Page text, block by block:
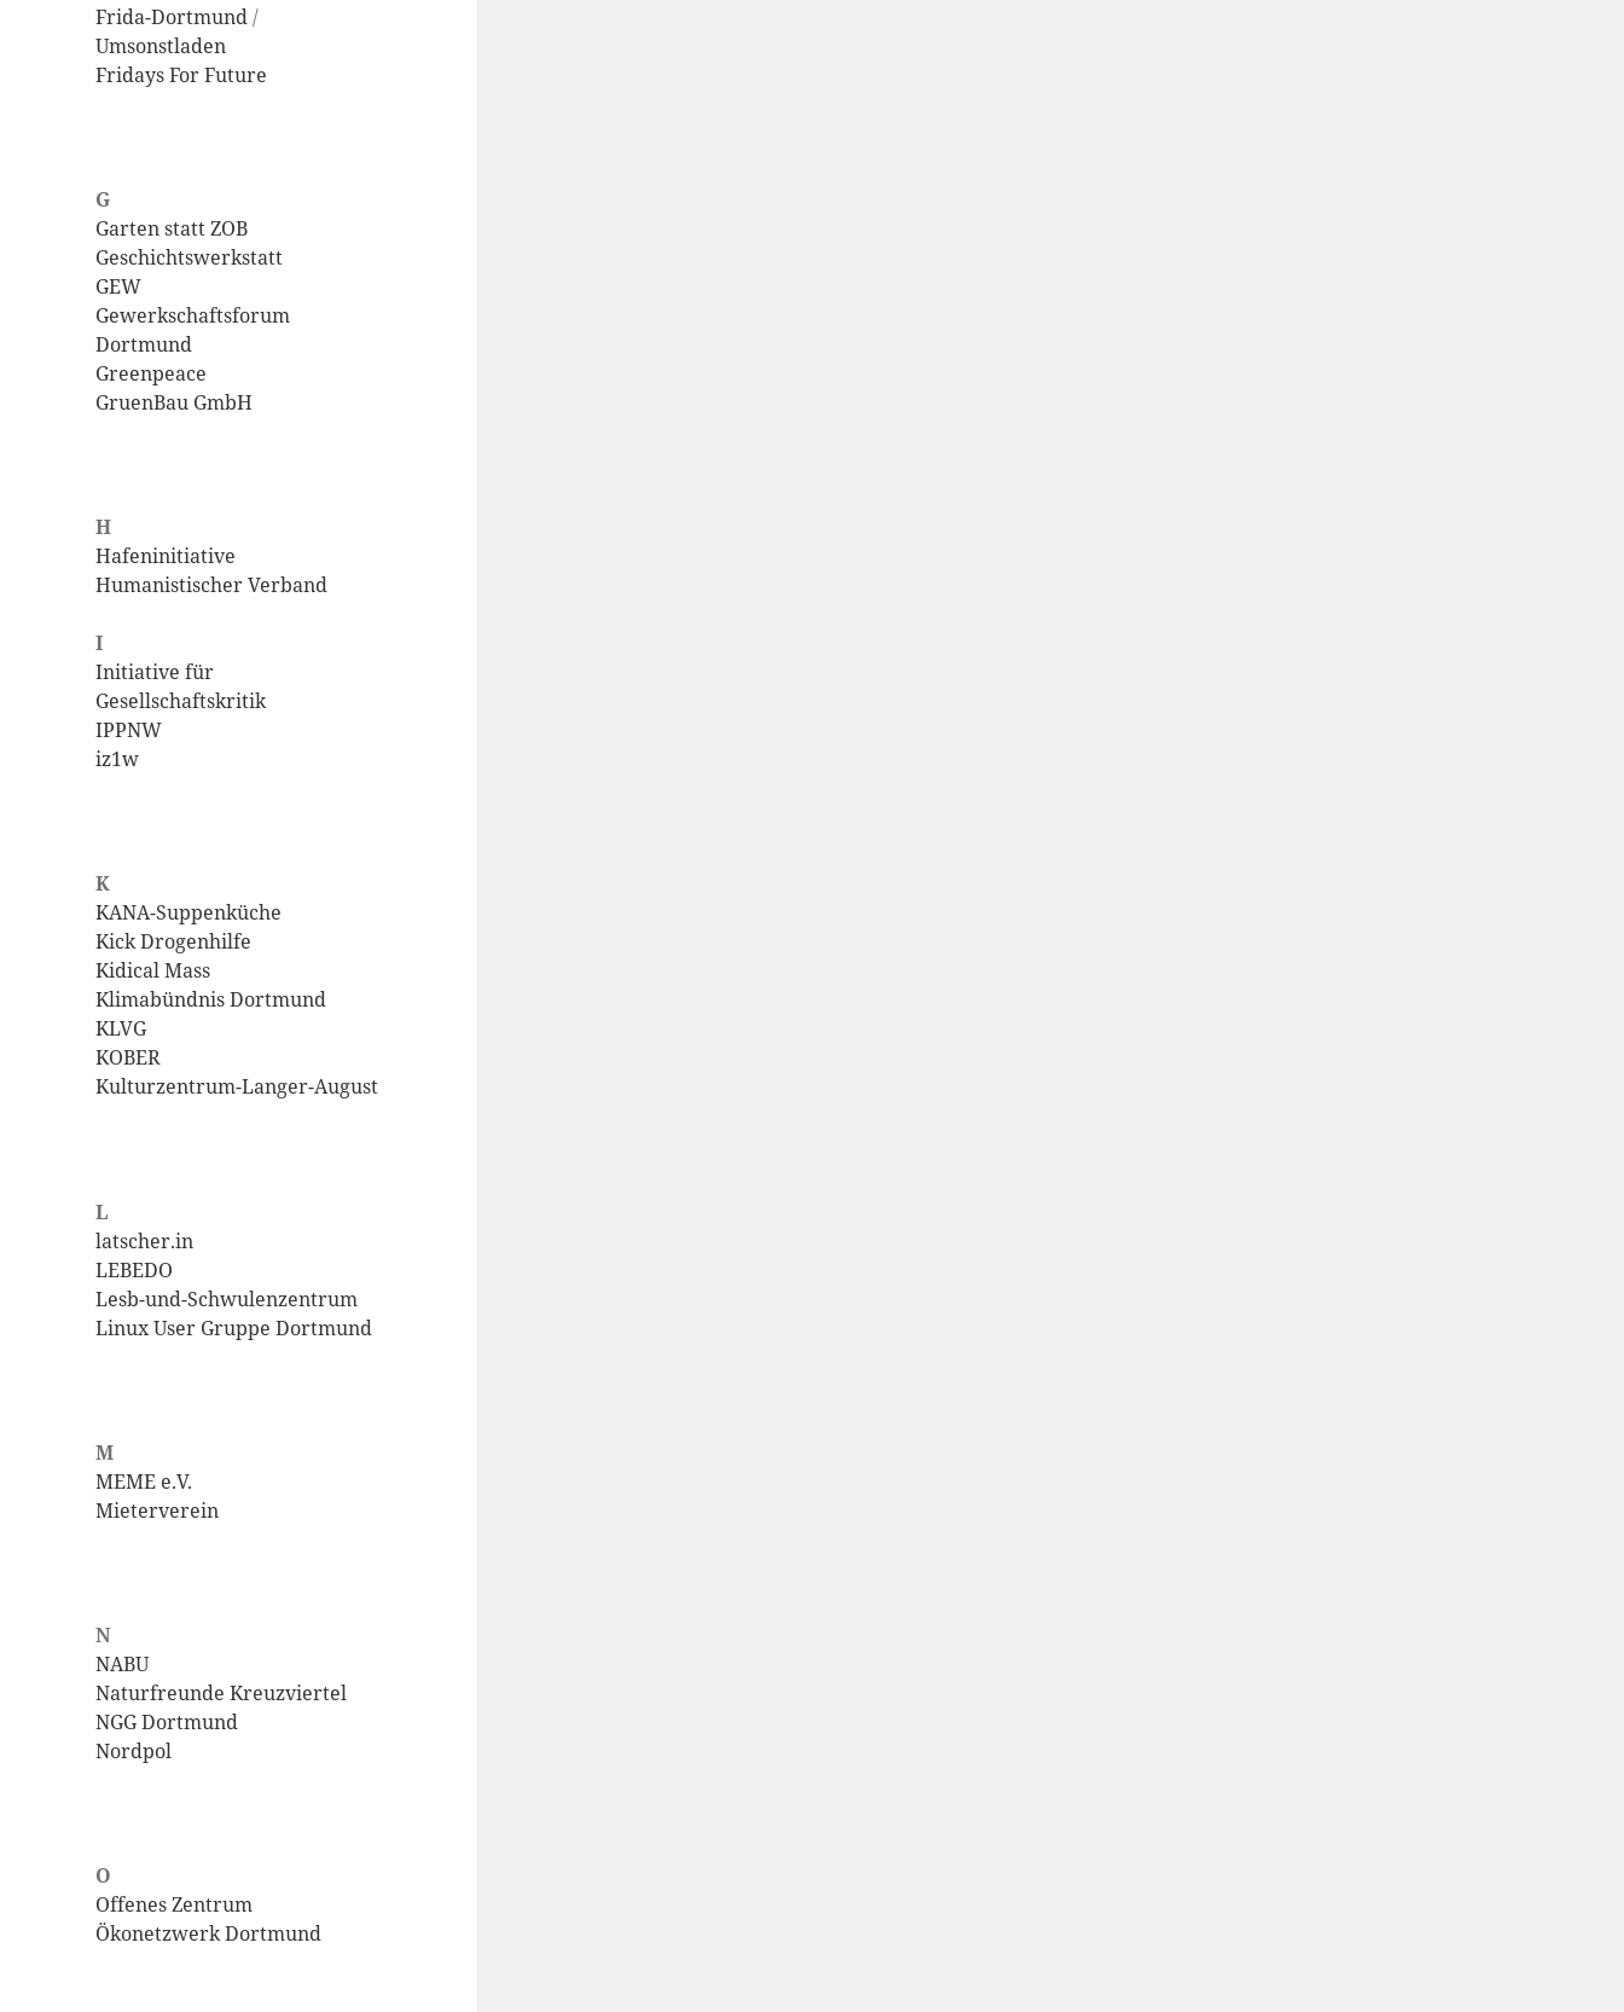
Frida-Dortmund/
Umsonstladen
Fridays For Future
G
Garten statt ZOB
Geschichtswerkstatt
GEW
Gewerkschaftsforum
Dortmund
Greenpeace
GruenBau GmbH
H
Hafeninitiative
Humanistischer Verband
I
Initiative für
Gesellschaftskritik
IPPNW
iz1w
K
KANA-Suppenküche
Kick Drogenhilfe
Kidical Mass
Klimabündnis Dortmund
KLVG
KOBER
Kulturzentrum-Langer-August
L
latscher.in
LEBEDO
Lesb-und-Schwulenzentrum
Linux User Gruppe Dortmund
M
MEME e.V.
Mieterverein
N
NABU
Naturfreunde Kreuzviertel
NGG Dortmund
Nordpol
O
Offenes Zentrum
Ökonetzwerk Dortmund